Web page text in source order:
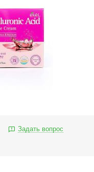
Задать вопрос